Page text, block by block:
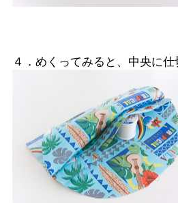
４．めくってみると、中央に